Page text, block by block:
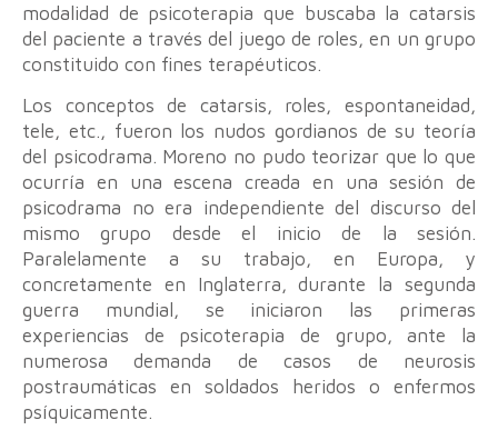
modalidad de psicoterapia que buscaba la catarsis
del paciente a través del juego de roles, en un grupo
constituido con fines terapéuticos.
Los conceptos de catarsis, roles, espontaneidad,
tele, etc., fueron los nudos gordianos de su teoría
del psicodrama. Moreno no pudo teorizar que lo que
ocurría en una escena creada en una sesión de
psicodrama no era independiente del discurso del
mismo grupo desde el inicio de la sesión.
Paralelamente a su trabajo, en Europa, y
concretamente en Inglaterra, durante la segunda
guerra mundial, se iniciaron las primeras
experiencias de psicoterapia de grupo, ante la
numerosa demanda de casos de neurosis
postraumáticas en soldados heridos o enfermos
psíquicamente.